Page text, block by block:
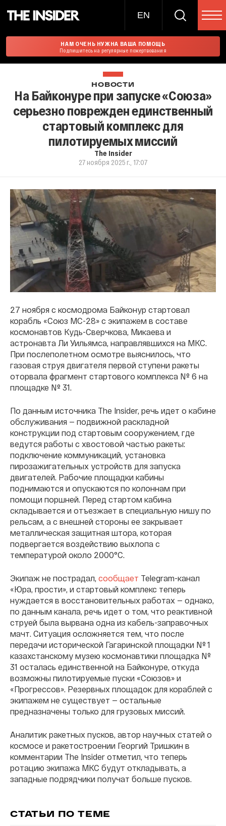
EN
НАМ ОЧЕНЬ НУЖНА ВАША ПОМОЩЬ
Подпишитесь на регулярные пожертвования
НОВОСТИ
На Байконуре при запуске «Союза»
серьезно поврежден единственный
стартовый комплекс для
пилотируемых миссий
The Insider
27 ноября 2025 г., 17:07
27 ноября с космодрома Байконур стартовал
корабль «Союз МС-28» с экипажем в составе
космонавтов Кудь-Сверчкова, Микаева и
астронавта Ли Уильямса, направлявшихся на МКС.
При послеполетном осмотре выяснилось, что
газовая струя двигателя первой ступени ракеты
оторвала фрагмент стартового комплекса № 6 на
площадке № 31.
По данным источника The Insider, речь идет о кабине
обслуживания — подвижной раскладной
конструкции под стартовым сооружением, где
ведутся работы с хвостовой частью ракеты:
подключение коммуникаций, установка
пирозажигательных устройств для запуска
двигателей. Рабочие площадки кабины
поднимаются и опускаются по колоннам при
помощи поршней. Перед стартом кабина
складывается и отъезжает в специальную нишу по
рельсам, а с внешней стороны ее закрывает
металлическая защитная штора, которая
подвергается воздействию выхлопа с
температурой около 2000°С.
Экипаж не пострадал, сообщает Telegram-канал
«Юра, прости», и стартовый комплекс теперь
нуждается в восстановительных работах — однако,
по данным канала, речь идет о том, что реактивной
струей была вырвана одна из кабель-заправочных
мачт. Ситуация осложняется тем, что после
передачи исторической Гагаринской площадки № 1
казахстанскому музею космонавтики площадка №
31 осталась единственной на Байконуре, откуда
возможны пилотируемые пуски «Союзов» и
«Прогрессов». Резервных площадок для кораблей с
экипажем не существует — остальные
предназначены только для грузовых миссий.
Аналитик ракетных пусков, автор научных статей о
космосе и ракетостроении Георгий Тришкин в
комментарии The Insider отметил, что теперь
ротацию экипажа МКС будут откладывать, а
западные подрядчики получат больше пусков.
СТАТЬИ ПО ТЕМЕ